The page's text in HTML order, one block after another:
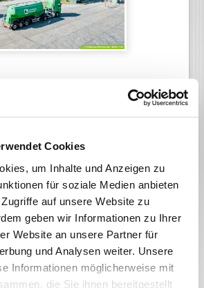
Cookies
um Inhalte und Anzeigen zu
für soziale Medien anbieten
auf unsere Website zu
geben wir Informationen zu Ihrer
Website an unsere Partner für
und Analysen weiter. Unsere
Informationen möglicherweise mit
die Sie ihnen bereitgestellt
begleitet Heidelberg Materials
–Die Heidelberg Materials AG zählt
Baustoffunternehmen. Der Konzern
Softwarelösungen aus der
und hat diese nun mit
YAMBS-Team erfolgreich in SAP
gesetzt.
Heidelberg Materials YAMBS.eBanking
2016 kamen ein zusätzlicher
und ein
fünf Jahre später YAMBS.Avise und